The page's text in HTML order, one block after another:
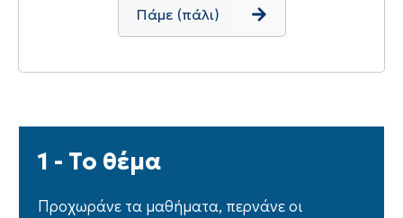
Πάμε (πάλι)
1 - Το θέμα
Προχωράνε τα μαθήματα, περνάνε οι